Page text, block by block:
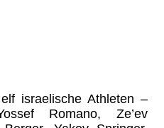
israelische Athleten –
Romano, Ze’ev